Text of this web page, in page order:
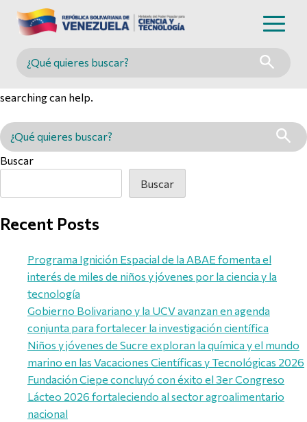
Buscar en MINCYT
searching can help.
Buscar en MINCYT
Buscar
Buscar
Recent Posts
Programa Ignición Espacial de la ABAE fomenta el
interés de miles de niños y jóvenes por la ciencia y la
tecnología
Gobierno Bolivariano y la UCV avanzan en agenda
conjunta para fortalecer la investigación científica
Niños y jóvenes de Sucre exploran la química y el mundo
marino en las Vacaciones Científicas y Tecnológicas 2026
Fundación Ciepe concluyó con éxito el 3er Congreso
Lácteo 2026 fortaleciendo al sector agroalimentario
nacional